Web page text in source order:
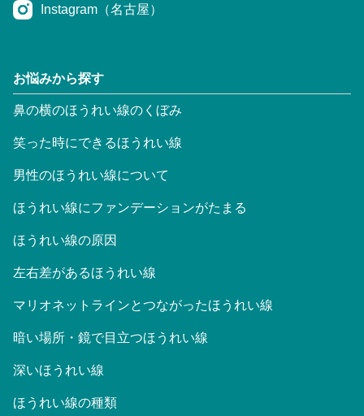
Instagram（名古屋）
お悩みから探す
鼻の横のほうれい線のくぼみ
笑った時にできるほうれい線
男性のほうれい線について
ほうれい線にファンデーションがたまる
ほうれい線の原因
左右差があるほうれい線
マリオネットラインとつながったほうれい線
暗い場所・鏡で目立つほうれい線
深いほうれい線
ほうれい線の種類